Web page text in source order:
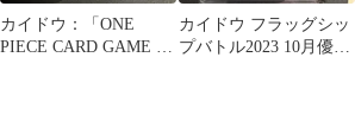
カイドウ：「ONE
PIECE CARD GAME 1st
カイドウ フラッグシッ
プバトル2023 10月優勝